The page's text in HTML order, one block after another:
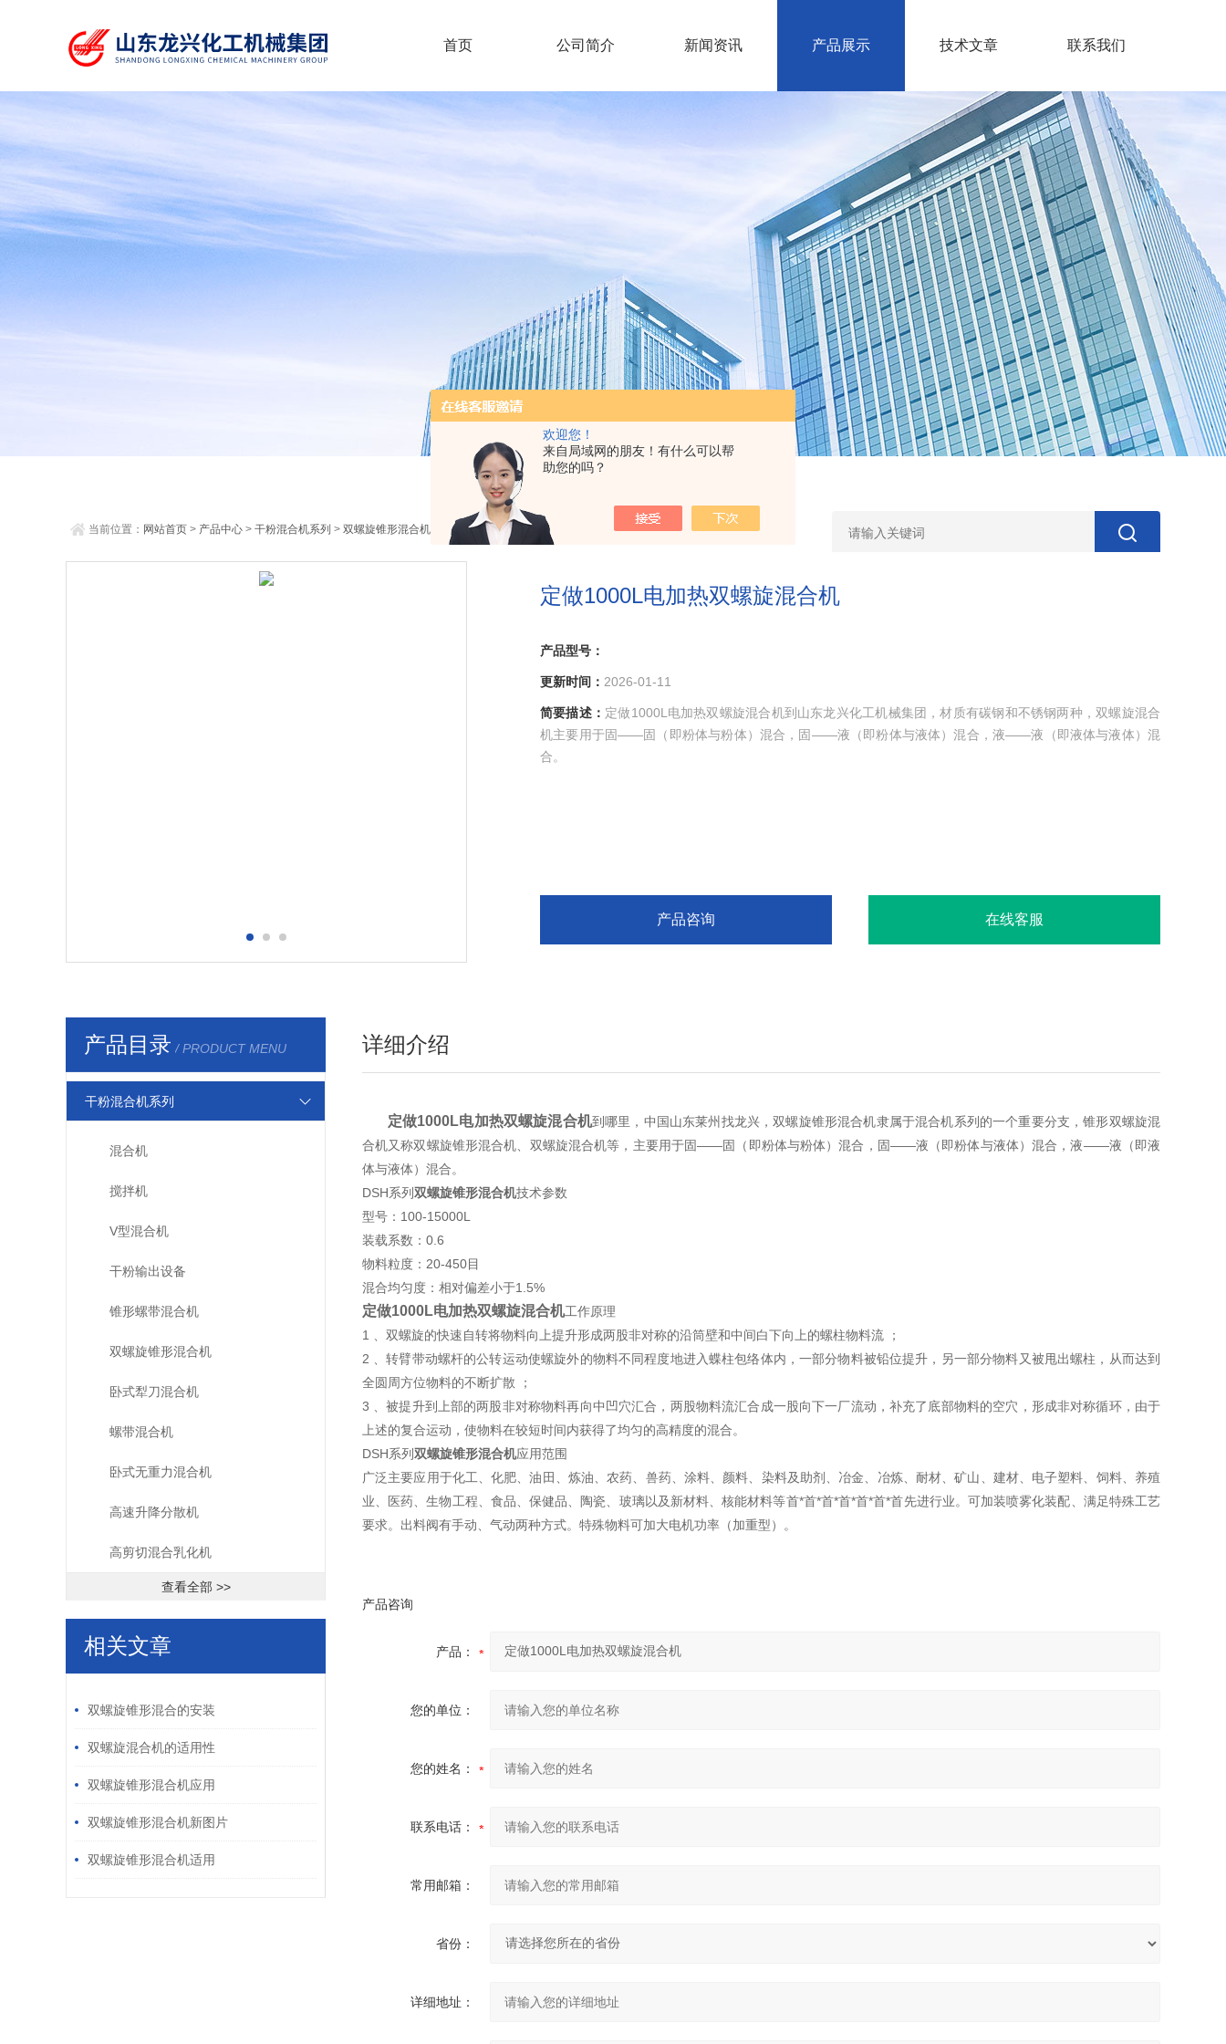
欢迎您！
来自局域网的朋友！有什么可以帮
助您的吗？
首页 公司简介 新闻资讯 产品展示 技术文章 联系我们
当前位置： 网站首页 > 产品中心 > 干粉混合机系列 > 双螺旋锥形混合机 > 定做1000L电加热双螺旋混合机
定做1000L电加热双螺旋混合机
产品型号：
更新时间： 2026-01-11
简要描述： 定做1000L电加热双螺旋混合机到山东龙兴化工机械集团，材质有碳钢和不锈钢两种，双螺旋混合
机主要用于固——固（即粉体与粉体）混合，固——液（即粉体与液体）混合，液——液（即液体与液体）混
合。
产品咨询 在线客服
产品目录 / PRODUCT MENU
干粉混合机系列
混合机
搅拌机
V型混合机
干粉输出设备
锥形螺带混合机
双螺旋锥形混合机
卧式犁刀混合机
螺带混合机
卧式无重力混合机
高速升降分散机
高剪切混合乳化机
查看全部 >>
相关文章
双螺旋锥形混合的安装
双螺旋混合机的适用性
双螺旋锥形混合机应用
双螺旋锥形混合机新图片
双螺旋锥形混合机适用
详细介绍
定做1000L电加热双螺旋混合机到哪里，中国山东莱州找龙兴，双螺旋锥形混合机隶属于混合机系列的一个重要分支，锥形双螺旋混
合机又称双螺旋锥形混合机、双螺旋混合机等，主要用于固——固（即粉体与粉体）混合，固——液（即粉体与液体）混合，液——液（即液
体与液体）混合。
DSH系列双螺旋锥形混合机技术参数
型号：100-15000L
装载系数：0.6
物料粒度：20-450目
混合均匀度：相对偏差小于1.5%
定做1000L电加热双螺旋混合机工作原理
1 、双螺旋的快速自转将物料向上提升形成两股非对称的沿筒壁和中间白下向上的螺柱物料流 ；
2 、转臂带动螺杆的公转运动使螺旋外的物料不同程度地进入蝶柱包络体内，一部分物料被铅位提升，另一部分物料又被甩出螺柱，从而达到
全圆周方位物料的不断扩散 ；
3 、被提升到上部的两股非对称物料再向中凹穴汇合，两股物料流汇合成一股向下一厂流动，补充了底部物料的空穴，形成非对称循环，由于
上述的复合运动，使物料在较短时间内获得了均匀的高精度的混合。
DSH系列双螺旋锥形混合机应用范围
广泛主要应用于化工、化肥、油田、炼油、农药、兽药、涂料、颜料、染料及助剂、冶金、冶炼、耐材、矿山、建材、电子塑料、饲料、养殖
业、医药、生物工程、食品、保健品、陶瓷、玻璃以及新材料、核能材料等首*首*首*首*首*首*首先进行业。可加装喷雾化装配、满足特殊工艺
要求。出料阀有手动、气动两种方式。特殊物料可加大电机功率（加重型）。
产品咨询
产品：
您的单位：
您的姓名：
联系电话：
常用邮箱：
省份：
详细地址：